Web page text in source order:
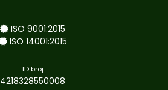
ISO 9001:2015
ISO 14001:2015
ID broj
4218328550008